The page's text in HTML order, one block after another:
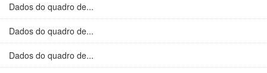
Dados do quadro de...
Dados do quadro de...
Dados do quadro de...